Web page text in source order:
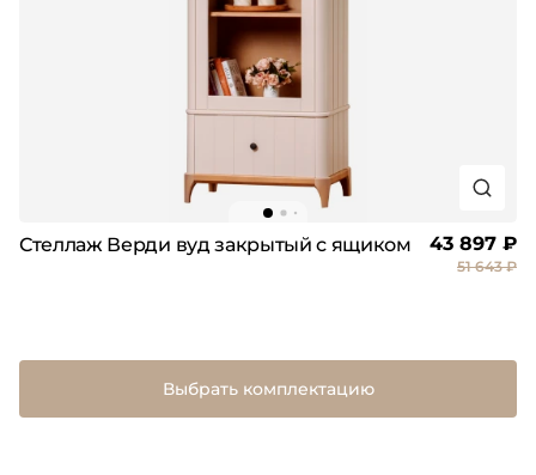
Стеллаж Верди вуд закрытый с ящиком 43 897 ₽
51 643 ₽
Выбрать комплектацию